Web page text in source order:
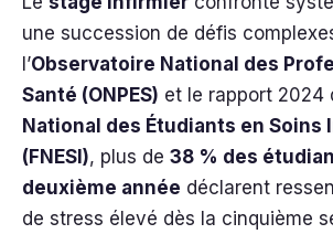
une succession de défis
l’Observatoire National des
Santé (ONPES) et le rapport 2024
National des Étudiants en Soins
(FNESI), plus de 38 % des
deuxième année déclarent
de stress élevé dès la cinquième